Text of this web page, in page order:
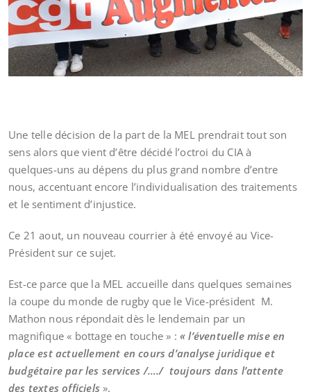
Une telle décision de la part de la MEL prendrait tout son
sens alors que vient d’être décidé l’octroi du CIA à
quelques-uns au dépens du plus grand nombre d’entre
nous, accentuant encore l’individualisation des traitements
et le sentiment d’injustice.
Ce 21 aout, un nouveau courrier à été envoyé au Vice-
Président sur ce sujet.
Est-ce parce que la MEL accueille dans quelques semaines
la coupe du monde de rugby que le Vice-président M.
Mathon nous répondait dès le lendemain par un
magnifique « bottage en touche » : «l’éventuelle mise en
place est actuellement en cours d’analyse juridique et
budgétaire par les services /…./ toujours dans l’attente
des textes officiels ».